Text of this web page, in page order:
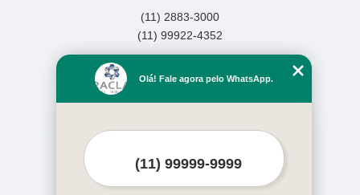
(11) 2883-3000
(11) 99922-4352
Empresa
Missão
Mapa do site
Olá! Fale agora pelo WhatsApp.